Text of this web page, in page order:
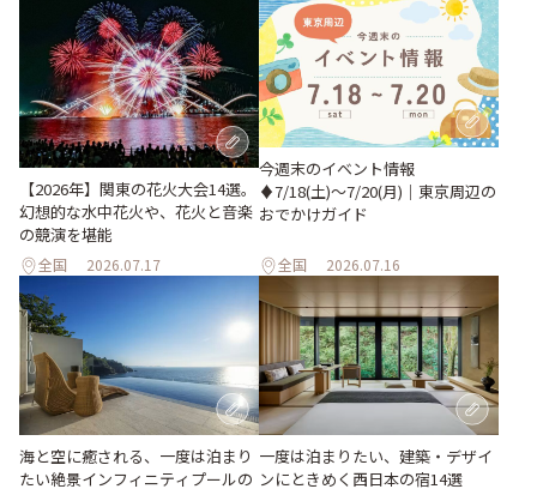
【2026年】関東の花火大会14選。
幻想的な水中花火や、花火と音楽
の競演を堪能
全国 2026.07.17
今週末のイベント情報
♦︎7/18(土)〜7/20(月)｜東京周辺の
おでかけガイド
全国 2026.07.16
海と空に癒される、一度は泊まり
たい絶景インフィニティプールの
一度は泊まりたい、建築・デザイ
ンにときめく西日本の宿14選